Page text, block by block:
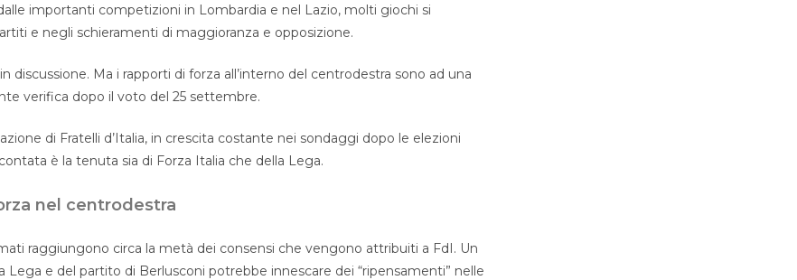
importanti competizioni in Lombardia e nel Lazio, molti giochi si
e negli schieramenti di maggioranza e opposizione.
discussione. Ma i rapporti di forza all’interno del centrodestra sono ad una
verifica dopo il voto del 25 settembre.
di Fratelli d’Italia, in crescita costante nei sondaggi dopo le elezioni
è la tenuta sia di Forza Italia che della Lega.
nel centrodestra
raggiungono circa la metà dei consensi che vengono attribuiti a FdI. Un
Lega e del partito di Berlusconi potrebbe innescare dei “ripensamenti” nelle